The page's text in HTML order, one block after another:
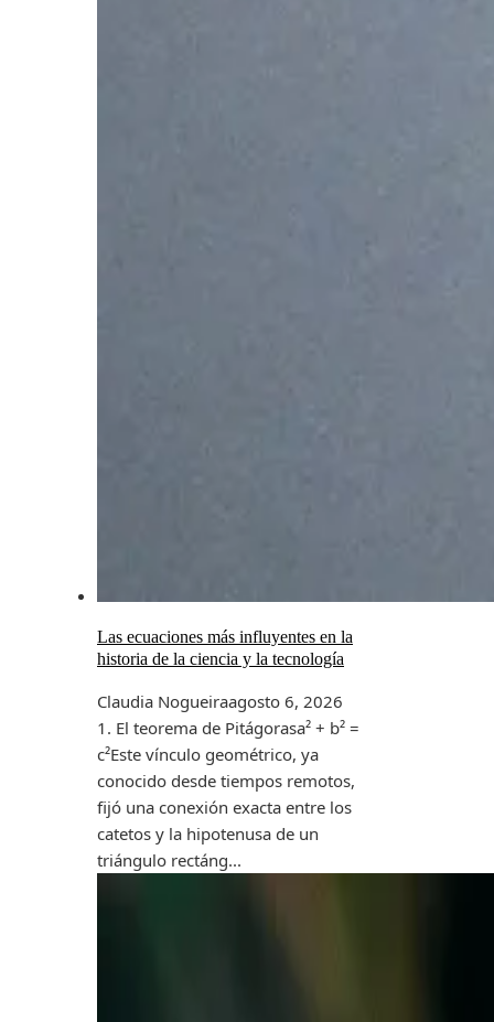
Las ecuaciones más influyentes en la
historia de la ciencia y la tecnología
Claudia Nogueiraagosto 6, 2026
1. El teorema de Pitágorasa² + b² =
c²Este vínculo geométrico, ya
conocido desde tiempos remotos,
fijó una conexión exacta entre los
catetos y la hipotenusa de un
triángulo rectáng...